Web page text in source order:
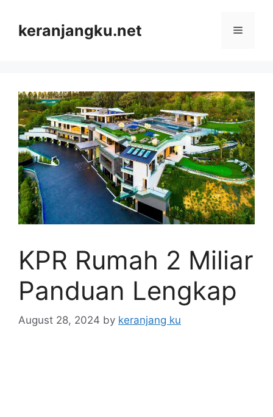
contentkeranjangku.net Menu
KPR Rumah 2 Miliar
Panduan Lengkap
August 28, 2024 by keranjang ku